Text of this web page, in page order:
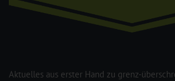
Aktuelles aus erster Hand zu grenz-